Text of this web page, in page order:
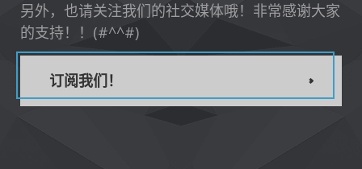
另外，也请关注我们的社交媒体哦！非常感谢大家
的支持！！(#^^#)
订阅我们！